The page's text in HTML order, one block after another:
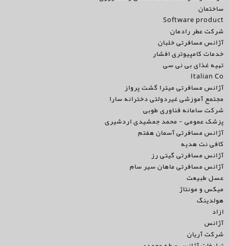
ساختمان
Software product
شرکت عطر رادمان
آژانس مسافرتی خلبان
خدمات کامپیوتری افشار
تهیه غذای بی نی سی
Italian Co
آژانس مسافرتی میترا گشت پرواز
مجتمع آموزشی غیردولتی دخترانه سارا
شرکت سامانه فناوری طوبی
پزشک عمومی - محمد جمشیدی اردشیری
آژانس مسافرتی آسمان هفتم
کافی نت هدیه
آژانس مسافرتی گیتی رز
آژانس مسافرتی ماهان سیر سام
عسل طبیعت
میکس و مونتاژ
هولدینگ
ازاد
آژانس
شرکت آریان